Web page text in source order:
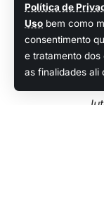
Usobem como
consentimento
e tratamento dos
as finalidades ali
e